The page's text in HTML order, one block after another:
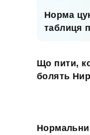
Норма
таблиця
Що пити,
болять